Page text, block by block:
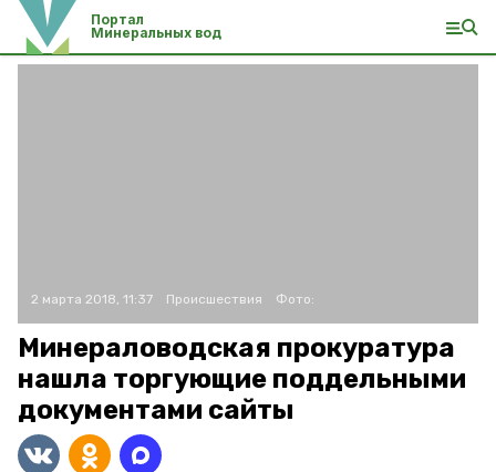
Портал
Минеральных вод
2 марта 2018, 11:37 Происшествия Фото:
Минераловодская прокуратура
нашла торгующие поддельными
документами сайты